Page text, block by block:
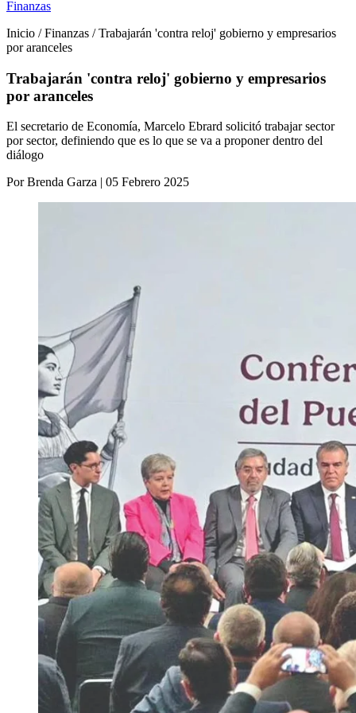
Finanzas
Inicio / Finanzas / Trabajarán 'contra reloj' gobierno y empresarios
por aranceles
Trabajarán 'contra reloj' gobierno y empresarios
por aranceles
El secretario de Economía, Marcelo Ebrard solicitó trabajar sector
por sector, definiendo que es lo que se va a proponer dentro del
diálogo
Por Brenda Garza | 05 Febrero 2025